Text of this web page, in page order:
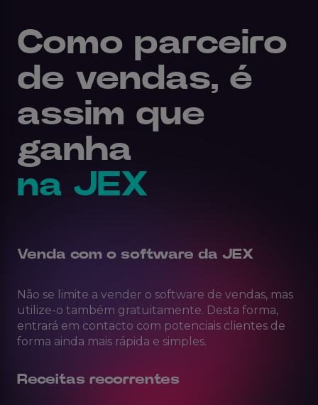
Como parceiro
de vendas, é
assim que
ganha
na JEX
Venda com o software da JEX
Não se limite a vender o software de vendas, mas
utilize-o também gratuitamente. Desta forma,
entrará em contacto com potenciais clientes de
forma ainda mais rápida e simples.
Receitas recorrentes